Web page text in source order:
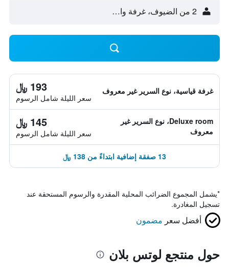
2 من الضيوف، غرفة واحدة
غرفة قياسية، نوع السرير غير معروف 193 ﷼
سعر الليلة شامل الرسوم
Deluxe room، نوع السرير غير
معروف
145 ﷼
سعر الليلة شامل الرسوم
13 صفقة إضافية ابتداءً من 138 ﷼
*يشمل المجموع الضرائب المحلية المقدرة والرسوم المستحقة عند
تسجيل المغادرة.
أفضل سعر مضمون
حول منتجع لوتس بلان